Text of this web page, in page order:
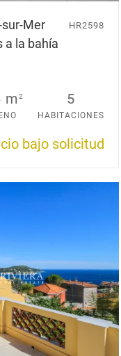
Mer
a la bahía
HR2598
m2 5
HABITACIONES
bajo solicitud